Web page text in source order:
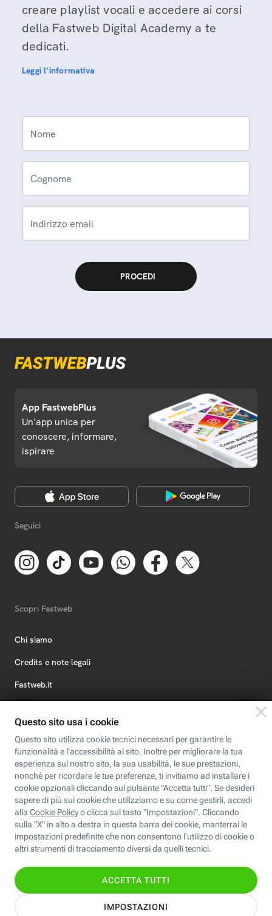
creare playlist vocali e accedere ai corsi
della Fastweb Digital Academy a te
dedicati.
Leggi l'informativa
Nome
Cognome
Indirizzo email
App FastwebPlus
Un'app unica per
conoscere, informare,
ispirare
Seguici
Scopri Fastweb
Chi siamo
Credits e note legali
Fastweb.it
Fastweb Digital Academy
STEP FuturAbility District
Insieme, siamo futuro
© Fastweb SpA 2026 - P.IVA 12878470157
Informativa
Privacy
Modifica
preferenze cookie